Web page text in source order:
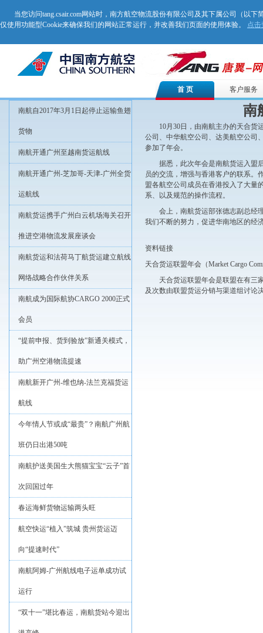
当您访问tang.csair.com网站时，南方航空物流股份有限公司及其下属公司（以
仅使用功能型Cookie来确保我们的网站正常运行，并改善我们页面的使用体验。 点击
首 页 客户服务
南航自2017年3月1日起停止运输鱼翅
货物
南航开通广州至越南货运航线
南航开通广州-芝加哥-天津-广州全货
运航线
南航货运携手广州白云机场海关召开
推进空港物流发展座谈会
南航货运和法荷马丁航货运建立航线
网络战略合作伙伴关系
南航成为国际航协CARGO 2000正式
会员
“提前申报、货到验放”新通关模式，
助广州空港物流提速
南航新开广州-维也纳-法兰克福货运
航线
今年情人节或成“最贵”？南航广州航
班仍日出港50吨
南航护送美国生大熊猫宝宝“云子”首
次回国过年
春运海鲜货物运输两头旺
航空快运“植入”筑城 贵州货运迈
向“提速时代”
南航阿姆-广州航线电子运单成功试
运行
“双十一”堪比春运，南航货站今迎出
南
10月30日，由南航主办的天合货
公司、中华航空公司、达美航空公司
参加了年会。
据悉，此次年会是南航货运入盟
员的交流，增强与香港客户的联系。
盟各航空公司成员在香港投入了大量
系、以及规范的操作流程。
会上，南航货运部张德志副总经
我们不断的努力，促进华南地区的经
资料链接
天合货运联盟年会（Market Cargo
天合货运联盟年会是联盟在有三
及次数由联盟货运分销与渠道组讨论